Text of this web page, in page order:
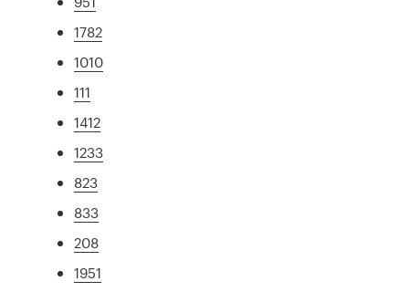
1782
1010
111
1412
1233
823
833
208
1951